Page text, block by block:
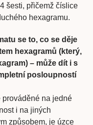
šesti, přičemž číslice
hexagramu.
se to, co se děje
hexagramů (který,
– může dít i s
posloupností
prováděné na jedné
i na jiných
způsobem, je úzce